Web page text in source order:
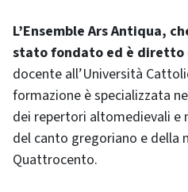
L’Ensemble Ars Antiqua,
stato fondato ed è diretto
docente all’Università
formazione è specializzata
dei repertori altomedievali e
del canto gregoriano e della
Quattrocento.